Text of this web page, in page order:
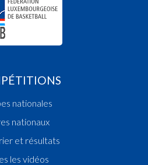
nationales
nationaux
et résultats
les vidéos